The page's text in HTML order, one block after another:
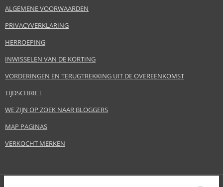
ALGEMENE VOORWAARDEN
PRIVACYVERKLARING
HERROEPING
INWISSELEN VAN DE KORTING
VORDERINGEN EN TERUGTREKKING UIT DE OVEREENKOMST
TIJDSCHRIFT
WE ZIJN OP ZOEK NAAR BLOGGERS
MAP PAGINAS
VERKOCHT MERKEN